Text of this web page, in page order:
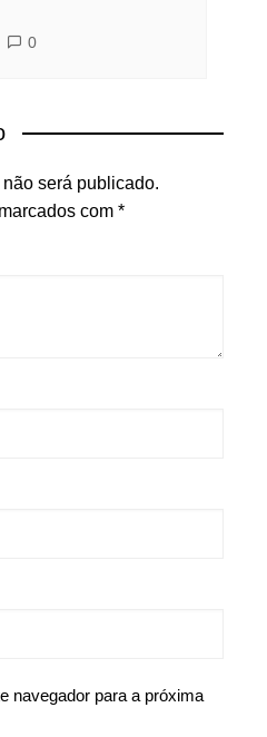
0
será publicado.
com *
navegador para a próxima